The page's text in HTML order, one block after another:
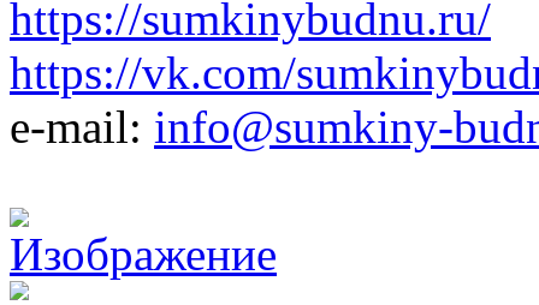
https://sumkinybudnu.ru/
https://vk.com/
e-mail: info@sumkiny-